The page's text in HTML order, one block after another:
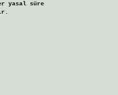
yasal süre